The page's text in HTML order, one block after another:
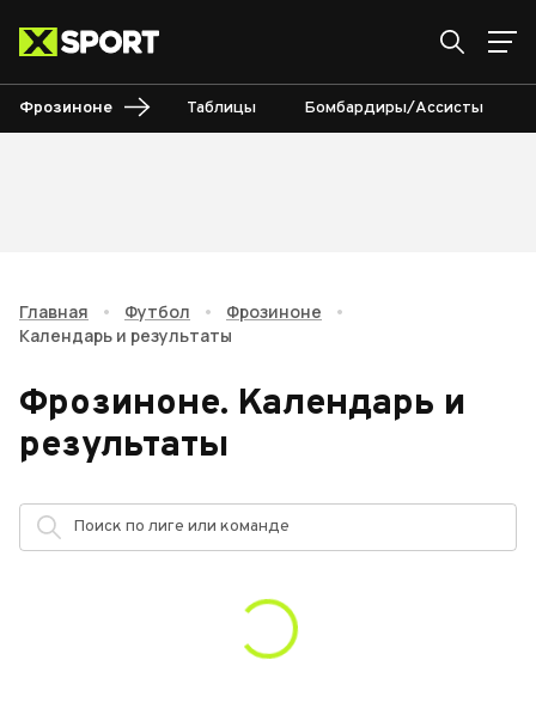
Фрозиноне Таблицы Бомбардиры/Ассисты
Главная • Футбол • Фрозиноне
•
Календарь и результаты
Фрозиноне. Календарь и
результаты